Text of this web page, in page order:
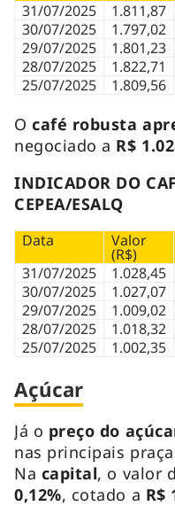
31/07/2025
1.811,87
30/07/2025
1.797,02
29/07/2025
1.801,23
28/07/2025
1.822,71
25/07/2025
1.809,56
Ocafé robusta
negociado a R$
INDICADOR DO
CEPEA/ESALQ
Data Valor
(R$)
31/07/2025
1.028,45
30/07/2025
1.027,07
29/07/2025
1.009,02
28/07/2025
1.018,32
25/07/2025
1.002,35
Açúcar
Já o preço do
nas principais
Na capital, o valor
0,12%, cotado a R$